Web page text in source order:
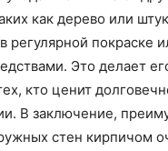
как дерево или
регулярной покраске
Это делает
кто ценит
В заключение,
стен кирпичом